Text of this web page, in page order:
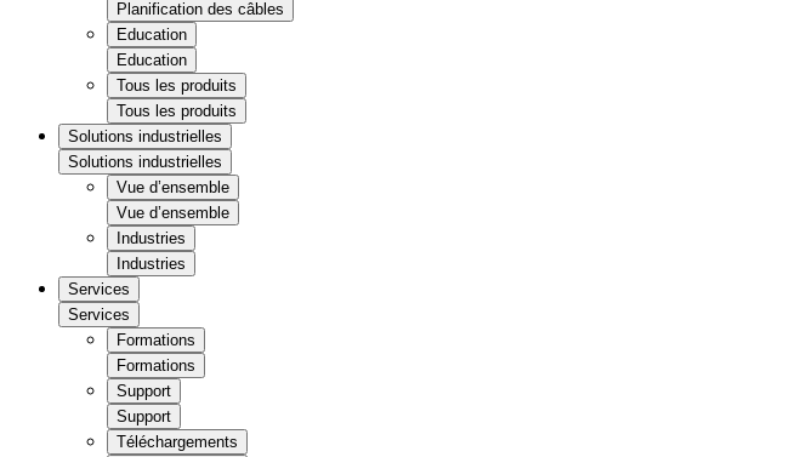
Planification des câbles
Education
Education
Tous les produits
Tous les produits
Solutions industrielles
Solutions industrielles
Vue d’ensemble
Vue d’ensemble
Industries
Industries
Services
Services
Formations
Formations
Support
Support
Téléchargements